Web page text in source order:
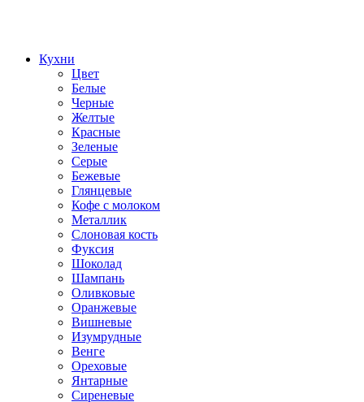
Кухни
Цвет
Белые
Черные
Желтые
Красные
Зеленые
Серые
Бежевые
Глянцевые
Кофе с молоком
Металлик
Слоновая кость
Фуксия
Шоколад
Шампань
Оливковые
Оранжевые
Вишневые
Изумрудные
Венге
Ореховые
Янтарные
Сиреневые